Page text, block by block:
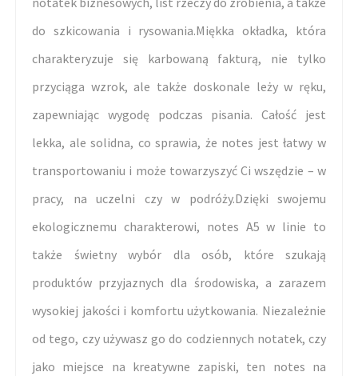
do szkicowania i rysowania.Miękka okładka, która
charakteryzuje się karbowaną fakturą, nie tylko
przyciąga wzrok, ale także doskonale leży w ręku,
zapewniając wygodę podczas pisania. Całość jest
lekka, ale solidna, co sprawia, że notes jest łatwy w
transportowaniu i może towarzyszyć Ci wszędzie – w
pracy, na uczelni czy w podróży.Dzięki swojemu
ekologicznemu charakterowi, notes A5 w linie to
także świetny wybór dla osób, które szukają
produktów przyjaznych dla środowiska, a zarazem
wysokiej jakości i komfortu użytkowania. Niezależnie
od tego, czy używasz go do codziennych notatek, czy
jako miejsce na kreatywne zapiski, ten notes na